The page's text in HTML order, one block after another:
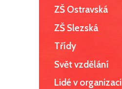
ZŠ Ostravská
ZŠ Slezská
Třídy
Svět vzdělání
Lidé v organizaci